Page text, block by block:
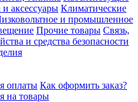
аксессуары Климатические
и промышленное
Прочие товары Связь,
и средства безопасности
оплаты Как оформить заказ?
на товары